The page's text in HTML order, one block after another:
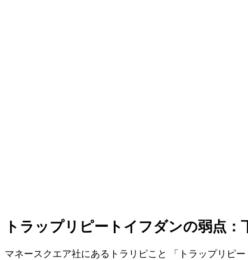
トラップリピートイフダンの弱点
マネースクエア社にあるトラリピこと 「トラップリピ